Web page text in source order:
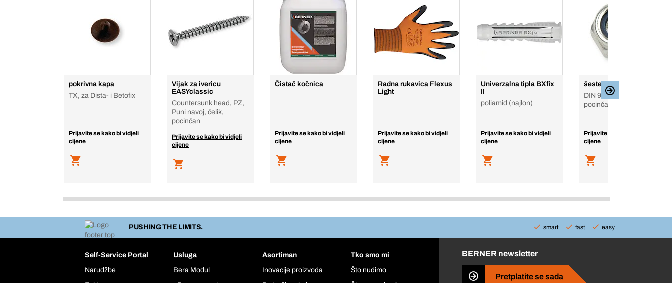
pokrivna kapa
TX, za Dista- i Betofix
Prijavite se kako bi vidjeli
cijene
Vijak za ivericu
EASYclassic
Countersunk head, PZ,
Puni navoj, čelik,
pocinčan
Prijavite se kako bi vidjeli
cijene
Čistač kočnica
Prijavite se kako bi vidjeli
cijene
Radna rukavica Flexus
Light
Prijavite se kako bi vidjeli
cijene
Univerzalna tipla BXfix
II
poliamid (najlon)
Prijavite se kako bi vidjeli
cijene
šesterokutna matica
DIN 982, čelik, 8,
pocinčan
Prijavite se kako bi vidjeli
cijene
PUSHING THE LIMITS. smart fast easy
Self-Service Portal
Narudžbe
Usluga
Bera Modul
Asortiman
Inovacije proizvoda
Tko smo mi
Što nudimo
BERNER newsletter
Pretplatite se sada